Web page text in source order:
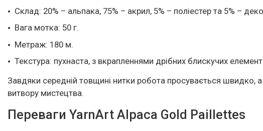
Склад: 20% – альпака, 75% – акрил, 5% – поліестер та 5% –
Вага мотка: 50 г.
Метраж: 180 м.
Текстура: пухнаста, з вкрапленнями дрібних блискучих
Завдяки середній товщині нитки робота просувається швидко,
витвору мистецтва.
Переваги YarnArt Alpaca Gold Paillettes